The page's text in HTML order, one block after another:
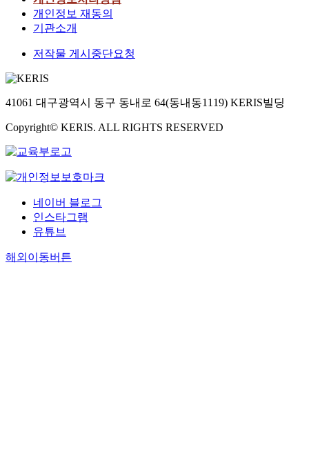
개인정보 재동의
기관소개
저작물 게시중단요청
41061 대구광역시 동구 동내로 64(동내동1119) KERIS빌딩
Copyright© KERIS. ALL RIGHTS RESERVED
네이버 블로그
인스타그램
유튜브
해외이동버튼